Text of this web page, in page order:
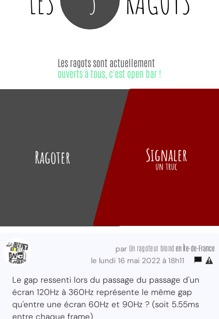
Ragoter
Les ragots sont actuellement
ouverts à tous, c'est open bar !
Signaler
un truc
par Un ragoteur blond en Île-de-France
le lundi 16 mai 2022 à 18h11
Le gap ressenti lors du passage du passage d'un
écran 120Hz à 360Hz représente le même gap
qu'entre une écran 60Hz et 90Hz ? (soit 5.55ms
entre chaque frame)